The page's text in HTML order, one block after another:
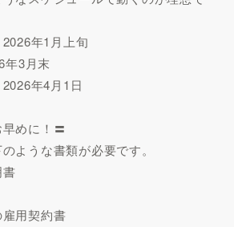
年1月上旬
3月末
年4月1日
めに！〓
うな書類が必要です。
用契約書